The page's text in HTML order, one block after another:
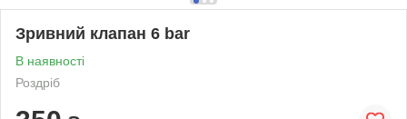
Зривний клапан 6 bar
В наявності
Роздріб